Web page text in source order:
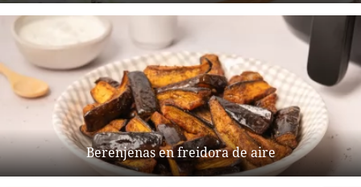
Berenjenas en freidora de aire